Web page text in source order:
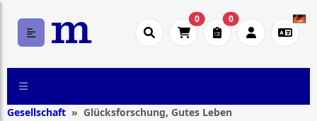
0 0
Gesellschaft Glücksforschung, Gutes Leben